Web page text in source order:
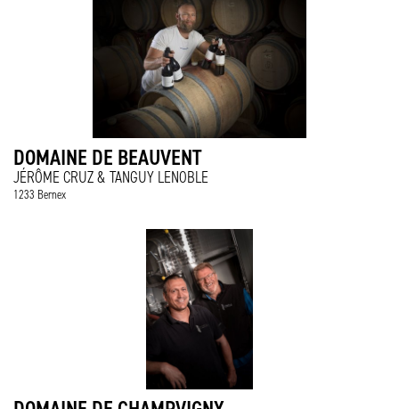
DOMAINE DE BEAUVENT
JÉRÔME CRUZ & TANGUY LENOBLE
1233 Bernex